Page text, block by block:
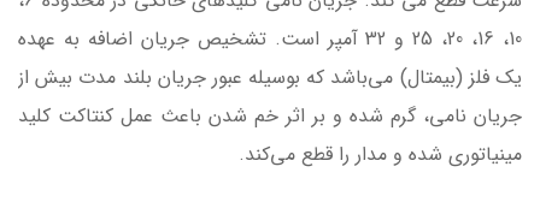
10، 16، 20، 25 و 32 آمپر است. تشخیص جریان اضافه به عهده
یک فلز (بیمتال) می‌باشد که بوسیله عبور جریان بلند مدت بیش از
جریان نامی، گرم شده و بر اثر خم شدن باعث عمل کنتاکت کلید
مینیاتوری شده و مدار را قطع می‌کند.